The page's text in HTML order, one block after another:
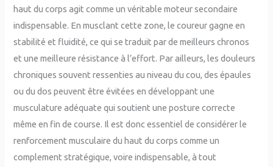
haut du corps agit comme un véritable moteur secondaire
indispensable. En musclant cette zone, le coureur gagne en
stabilité et fluidité, ce qui se traduit par de meilleurs chronos
et une meilleure résistance à l’effort. Par ailleurs, les douleurs
chroniques souvent ressenties au niveau du cou, des épaules
ou du dos peuvent être évitées en développant une
musculature adéquate qui soutient une posture correcte
même en fin de course. Il est donc essentiel de considérer le
renforcement musculaire du haut du corps comme un
complement stratégique, voire indispensable, à tout